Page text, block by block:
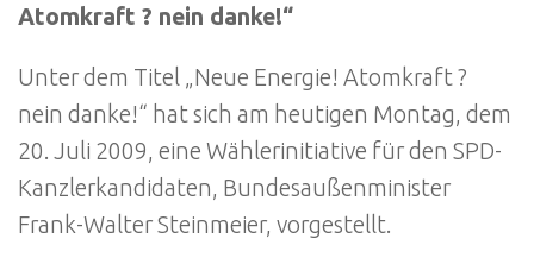
Atomkraft ? nein danke!“
Unter dem Titel „Neue Energie! Atomkraft ?
nein danke!“ hat sich am heutigen Montag, dem
20. Juli 2009, eine Wählerinitiative für den SPD-
Kanzlerkandidaten, Bundesaußenminister
Frank-Walter Steinmeier, vorgestellt.